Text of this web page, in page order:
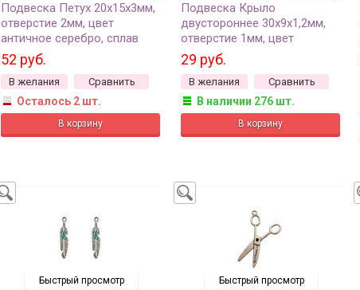
Подвеска Петух 20х15х3мм,
отверстие 2мм, цвет
античное серебро, сплав
металлов, 22-017, 2шт
52 руб.
В желания Сравнить
Осталось 2 шт.
Подвеска Крыло
двустороннее 30х9х1,2мм,
отверстие 1мм, цвет
античное серебро, сплав
металлов, 22-002, 2шт
29 руб.
В желания Сравнить
В наличии 276 шт.
Быстрый просмотр Быстрый просмотр